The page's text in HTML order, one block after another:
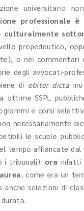
universitario
professionale
culturalmente
propedeutico,
o nei
degli avvocati-
di obiter dicta
ottime SSPL
e corsi
necessariamente
le scuole
tempo affiancate
i tribunali): ora infatti
, come era un
anche selezioni di